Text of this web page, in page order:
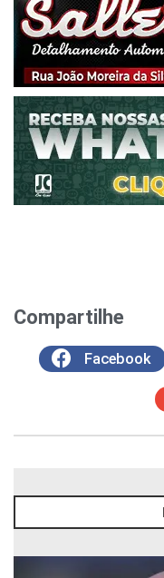
Compartilhe
Facebook